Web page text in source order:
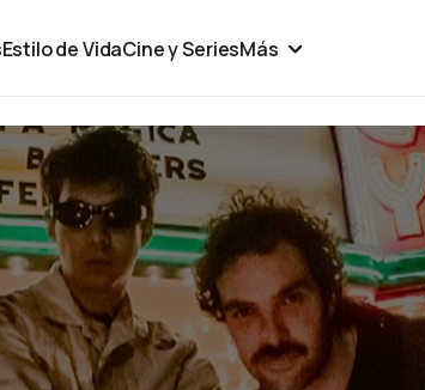
Estilo de VidaCine y SeriesMás